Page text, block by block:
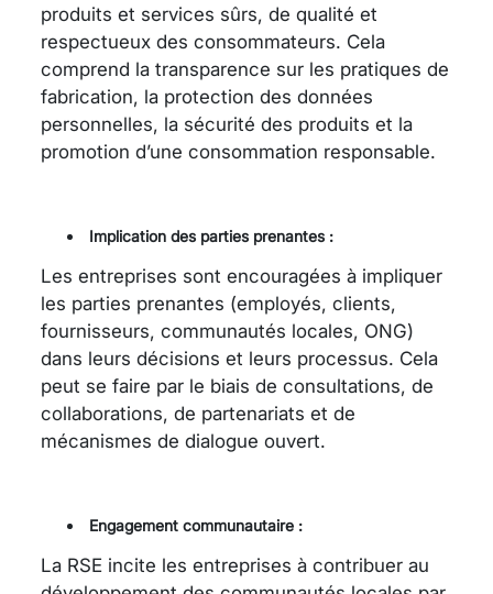
produits et services sûrs, de qualité et
respectueux des consommateurs. Cela
comprend la transparence sur les pratiques de
fabrication, la protection des données
personnelles, la sécurité des produits et la
promotion d’une consommation responsable.
Implication des parties prenantes :
Les entreprises sont encouragées à impliquer
les parties prenantes (employés, clients,
fournisseurs, communautés locales, ONG)
dans leurs décisions et leurs processus. Cela
peut se faire par le biais de consultations, de
collaborations, de partenariats et de
mécanismes de dialogue ouvert.
Engagement communautaire :
La RSE incite les entreprises à contribuer au